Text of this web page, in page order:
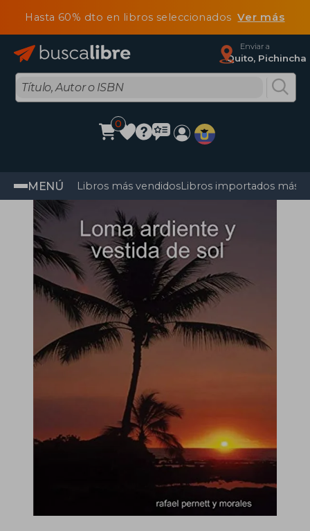
Hasta 60% dto en libros seleccionadosVer más
Enviar a
Quito, Pichincha
0
MENÚ Libros más vendidosLibros importados más